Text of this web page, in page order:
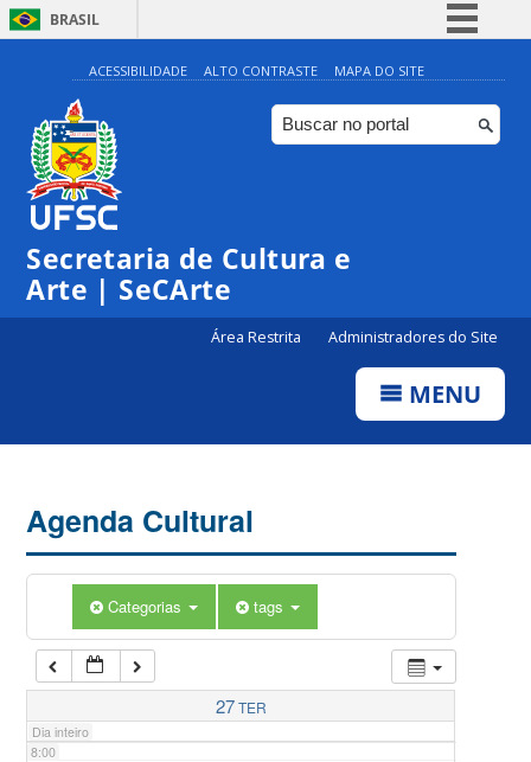
BRASIL
Simplifique!
Comunica BR
Participe
ACESSIBILIDADE ALTO CONTRASTE MAPA DO SITE
Secretaria de Cultura e
Arte | SeCArte
Área Restrita Administradores do Site
MENU
Agenda Cultural
Categorias tags
27TER
Dia inteiro
0:00
1:00
5:00
7:00
8:00